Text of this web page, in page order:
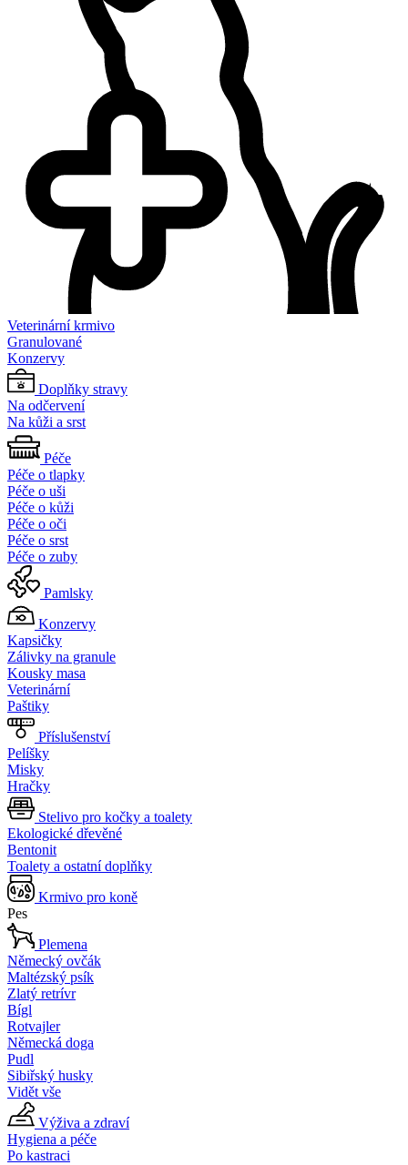
Veterinární krmivo
Granulované
Konzervy
Doplňky stravy
Na odčervení
Na kůži a srst
Péče
Péče o tlapky
Péče o uši
Péče o kůži
Péče o oči
Péče o srst
Péče o zuby
Pamlsky
Konzervy
Kapsičky
Zálivky na granule
Kousky masa
Veterinární
Paštiky
Příslušenství
Pelíšky
Misky
Hračky
Stelivo pro kočky a toalety
Ekologické dřevěné
Bentonit
Toalety a ostatní doplňky
Krmivo pro koně
Pes
Plemena
Německý ovčák
Maltézský psík
Zlatý retrívr
Bígl
Rotvajler
Německá doga
Pudl
Sibiřský husky
Vidět vše
Výživa a zdraví
Hygiena a péče
Po kastraci